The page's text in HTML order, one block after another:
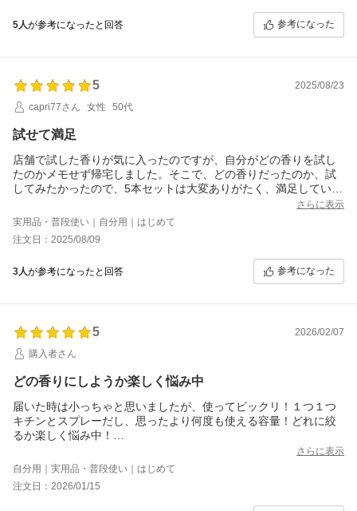
最初に感じたのがスイカの香りでした。どの香りも作り込まれて
いるのがよくわかります。
5人が参考になったと回答 参考になった
5
2025/08/23
capri77さん
女性 50代
試せて満足
店舗で試した香りが気に入ったのですが、自分がどの香りを試し
たのかメモせず帰宅しました。そこで、どの香りだったのか、試
してみたかったので、5本セットは大変ありがたく、満足していま
す。量的にはとてもちょうどよかったです。次回に使えるクーポ
ンも活用したいと思います。店舗で試したものは1番人気と2番人
気のものだったとわかりました。
さらに表示
実用品・普段使い｜自分用｜はじめて
注文日：2025/08/09
3人が参考になったと回答 参考になった
5
2026/02/07
購入者さん
どの香りにしようか楽しく悩み中
届いた時は小っちゃと思いましたが、使ってビックリ！１つ１つ
キチンとスプレーだし、思ったより何度も使える容量！どれに絞
るか楽しく悩み中！
さらに表示
自分用｜実用品・普段使い｜はじめて
注文日：2026/01/15